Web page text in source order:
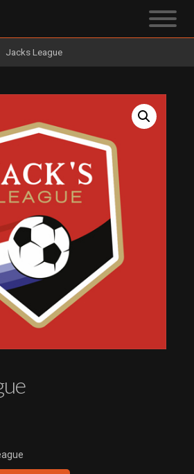
Jacks League